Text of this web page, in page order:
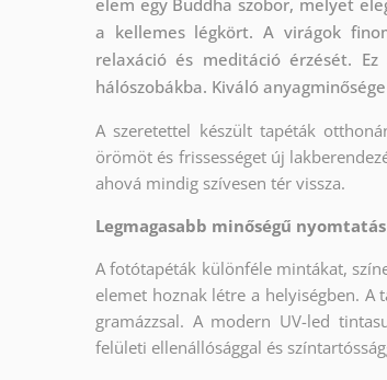
a kellemes légkört. A virágok
relaxáció és meditáció érzését.
hálószobákba. Kiváló
A szeretettel készült tapéták
örömöt és frissességet új
ahová mindig szívesen tér vissza.
Legmagasabb minőségű nyomtatás
A fotótapéták különféle mintákat,
elemet hoznak létre a helyiségben.
gramázzsal. A modern UV-led
felületi ellenállósággal és